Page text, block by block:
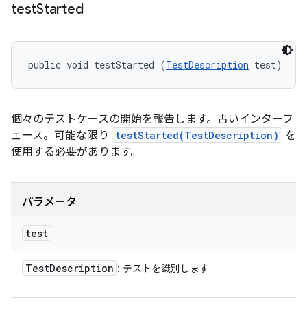
testStarted
public void testStarted (TestDescription test)
個々のテストケースの開始を報告します。古いインターフ
ェース。可能な限り
testStarted(TestDescription)
を
使用する必要があります。
パラメータ
test
TestDescription : テストを識別します